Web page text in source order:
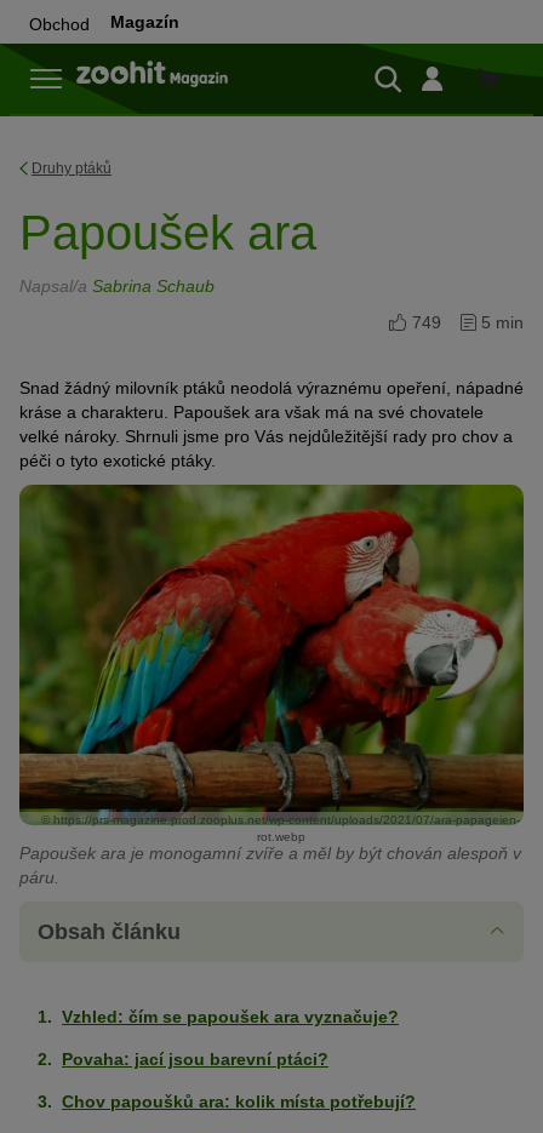
Obchod Magazín
Do
Druhy ptáků
Papoušek ara
Napsal/a Sabrina Schaub
749
5 min
Snad žádný milovník ptáků neodolá výraznému opeření, nápadné
kráse a charakteru. Papoušek ara však má na své chovatele
velké nároky. Shrnuli jsme pro Vás nejdůležitější rady pro chov a
péči o tyto exotické ptáky.
© https://prs-magazine.prod.zooplus.net/wp-content/uploads/2021/07/ara-papageien-
rot.webp
Papoušek ara je monogamní zvíře a měl by být chován alespoň v
páru.
Obsah článku
Vzhled: čím se papoušek ara vyznačuje?
Povaha: jací jsou barevní ptáci?
Chov papoušků ara: kolik místa potřebují?